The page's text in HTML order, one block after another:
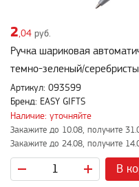
2,04 руб.
Ручка шариковая
темно-зеленый/
Артикул: 093599
Бренд: EASY GIFTS
Наличие: уточняйте
Закажите до 10.08, получите
Закажите до 24.08, получите
В